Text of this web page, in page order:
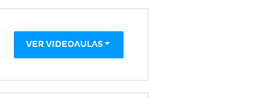
VER VIDEOAULAS